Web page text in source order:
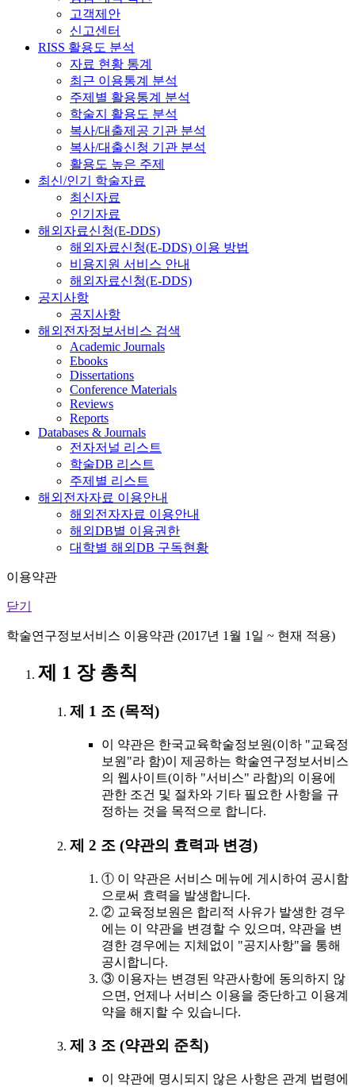
고객제안
신고센터
RISS 활용도 분석
자료 현황 통계
최근 이용통계 분석
주제별 활용통계 분석
학술지 활용도 분석
복사/대출제공 기관 분석
복사/대출신청 기관 분석
활용도 높은 주제
최신/인기 학술자료
최신자료
인기자료
해외자료신청(E-DDS)
해외자료신청(E-DDS) 이용 방법
비용지원 서비스 안내
해외자료신청(E-DDS)
공지사항
공지사항
해외전자정보서비스 검색
Academic Journals
Ebooks
Dissertations
Conference Materials
Reviews
Reports
Databases & Journals
전자저널 리스트
학술DB 리스트
주제별 리스트
해외전자자료 이용안내
해외전자자료 이용안내
해외DB별 이용권한
대학별 해외DB 구독현황
이용약관
닫기
학술연구정보서비스 이용약관 (2017년 1월 1일 ~ 현재 적용)
제 1 장 총칙
제 1 조 (목적)
이 약관은 한국교육학술정보원(이하 "교육정
보원"라 함)이 제공하는 학술연구정보서비스
의 웹사이트(이하 "서비스" 라함)의 이용에
관한 조건 및 절차와 기타 필요한 사항을 규
정하는 것을 목적으로 합니다.
제 2 조 (약관의 효력과 변경)
① 이 약관은 서비스 메뉴에 게시하여 공시함
으로써 효력을 발생합니다.
② 교육정보원은 합리적 사유가 발생한 경우
에는 이 약관을 변경할 수 있으며, 약관을 변
경한 경우에는 지체없이 "공지사항"을 통해
공시합니다.
③ 이용자는 변경된 약관사항에 동의하지 않
으면, 언제나 서비스 이용을 중단하고 이용계
약을 해지할 수 있습니다.
제 3 조 (약관외 준칙)
이 약관에 명시되지 않은 사항은 관계 법령에